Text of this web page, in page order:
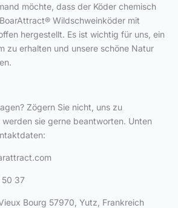
möchte, dass der Köder chemisch
Wildschweinköder mit
hergestellt. Es ist wichtig für uns, ein
zu erhalten und unsere schöne Natur
Zögern Sie nicht, uns zu
sie gerne beantworten. Unten
50 37
Bourg 57970, Yutz, Frankreich